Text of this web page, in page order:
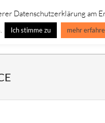
LEINWANDBILDER
Datenschutzerklärung am
Ich stimme zu mehr